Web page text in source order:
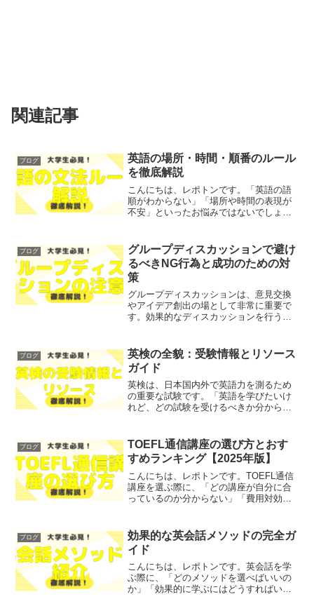
関連記事
ブログ
英語の場所・時間・順番のルール
を徹底解説
こんにちは、レポトンです。「英語の語
順がわからない」「場所や時間の表現が
不安」といったお悩みではないでしょう
す！レポトンこの記事は次のような人に
おすすめ！英語の語順が苦手...
ブログ
グループディスカッションで避け
るべきNG行為と成功のための対
策
グループディスカッションは、意見交換
やアイデア創出の場として非常に重要で
す。効果的なディスカッションを行うこ
ションには避けるべきNG行為が存在しま
す。これらの行為は、議...
ブログ
英検の全貌：受験情報とリソース
ガイド
英検は、日本国内外で英語力を測るため
の重要な試験です。「英語を学びたいけ
れど、どの試験を受けるべきか分からな
は、英検の全貌を、わかりやすく解説し
ます！レポトンこの記事は次...
ブログ
TOEFL通信講座の選び方とおす
すめランキング【2025年版】
こんにちは、レポトンです。TOEFL通信
講座を選ぶ際に、「どの講座が自分に合
っているのか分からない」「費用対効果
座の選び方とおすすめのランキングをわ
かりやすく解説し...
ブログ
効果的な英会話メソッドの完全ガ
イド
こんにちは、レポトンです。英会話を学
ぶ際に、「どのメソッドを選べばいいの
か」「効果的に学ぶにはどうすればいい